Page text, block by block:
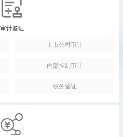
审计鉴证
上市公司审计
内部控制审计
税务鉴证